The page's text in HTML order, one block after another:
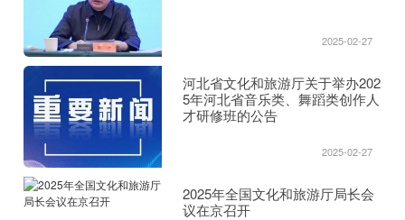
2025-02-27
河北省文化和旅游厅关于举办202
5年河北省音乐类、舞蹈类创作人
才研修班的公告
2025-02-27
2025年全国文化和旅游厅局长会
议在京召开